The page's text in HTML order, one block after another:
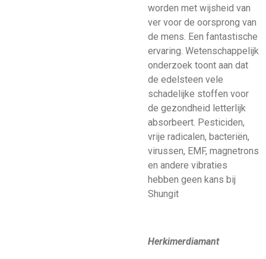
worden met wijsheid van
ver voor de oorsprong van
de mens. Een fantastische
ervaring. Wetenschappelijk
onderzoek toont aan dat
de edelsteen vele
schadelijke stoffen voor
de gezondheid letterlijk
absorbeert. Pesticiden,
vrije radicalen, bacteriën,
virussen, EMF, magnetrons
en andere vibraties
hebben geen kans bij
Shungit
Herkimerdiamant